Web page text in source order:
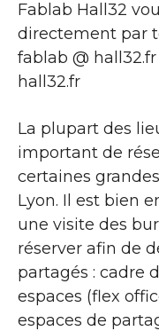
Fablab Hall32
directement par
fablab @
hall32.fr
La plupart des
important de
certaines
Lyon. Il est bien
une visite des
réserver afin de
partagés : cadre
espaces (flex
espaces de